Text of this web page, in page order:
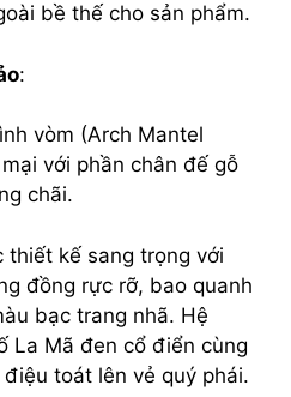
bề thế cho sản phẩm.
:
vòm (Arch Mantel
với phần chân đế gỗ
chãi.
thiết kế sang trọng với
đồng rực rỡ, bao quanh
bạc trang nhã. Hệ
La Mã đen cổ điển cùng
toát lên vẻ quý phái.